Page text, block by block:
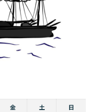
金 土 日